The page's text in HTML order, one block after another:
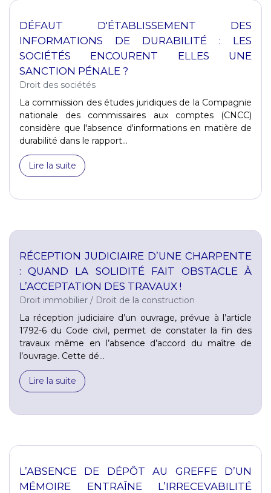
DÉFAUT D'ÉTABLISSEMENT DES
INFORMATIONS DE DURABILITÉ : LES
SOCIÉTÉS ENCOURENT ELLES UNE
SANCTION PÉNALE ?
Droit des sociétés
La commission des études juridiques de la Compagnie
nationale des commissaires aux comptes (CNCC)
considère que l'absence d'informations en matière de
durabilité dans le rapport...
Lire la suite
RÉCEPTION JUDICIAIRE D’UNE CHARPENTE
: QUAND LA SOLIDITÉ FAIT OBSTACLE À
L’ACCEPTATION DES TRAVAUX !
Droit immobilier / Droit de la construction
La réception judiciaire d’un ouvrage, prévue à l’article
1792-6 du Code civil, permet de constater la fin des
travaux même en l’absence d’accord du maître de
l’ouvrage. Cette dé...
Lire la suite
L’ABSENCE DE DÉPÔT AU GREFFE D’UN
MÉMOIRE ENTRAÎNE L’IRRECEVABILITÉ